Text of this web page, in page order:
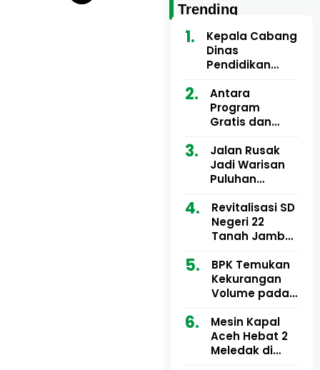
Trending
Kepala Cabang
Dinas
Pendidikan
Utara Buka
Pelatihan Deep
Learning serta
Artifisial bagi
Guru
Matematika
Antara
Program
Gratis dan
Motor Imum
Gampong, Uji
Nyali APH
Bermain di
Balik Rp250
Ribu
Jalan Rusak
Jadi Warisan
Puluhan
dan Tgk
Muharuddin
Kini Didesak
Revitalisasi SD
Negeri 22
Tanah Jambo
Miliar Tuai
Sorotan, Publik
Pertanyakan
Anggaran
BPK Temukan
Kekurangan
Volume pada
Aceh Utara
Tahun 2024,
Pengembalian
Mesin Kapal
Aceh Hebat 2
Meledak di